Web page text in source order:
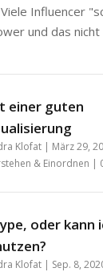
Influencer
und das nicht
einer guten
Klofat | März 29,
& Einordnen |
oder kann
Klofat | Sep. 8,